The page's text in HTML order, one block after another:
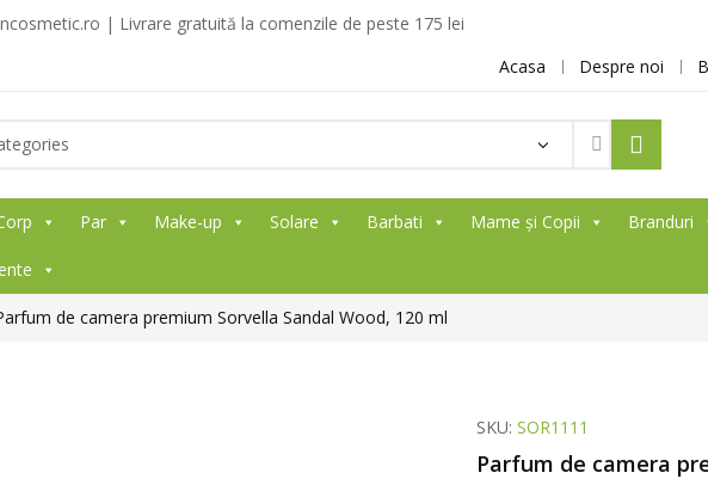
| Livrare gratuită la comenzile de peste 175 lei
Acasa
Despre noi
Products
Par Make-up Solare Barbati Mame și Copii Branduri
de camera premium Sorvella Sandal Wood, 120 ml
SKU: SOR1111
Parfum de camera